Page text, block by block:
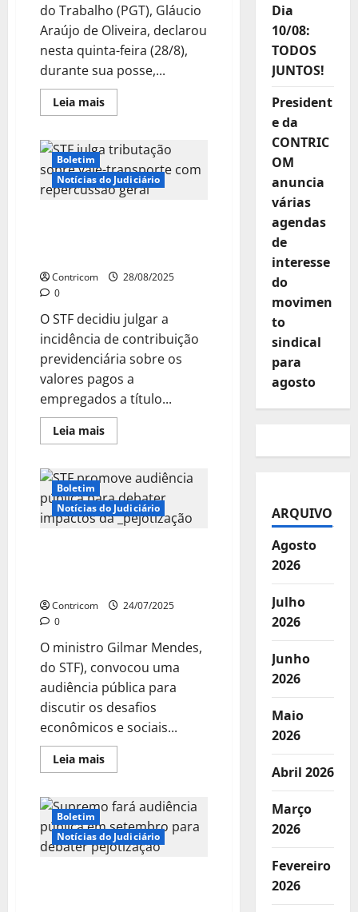
do Trabalho (PGT), Gláucio
Araújo de Oliveira, declarou
nesta quinta-feira (28/8),
durante sua posse,...
Leia maisLeia
mais
posse,
procurador-
geral
do
Trabalho
alerta
Boletim
Notícias do Judiciário
Contricom
28/08/2025
0
O STF decidiu julgar a
incidência de contribuição
previdenciária sobre os
valores pagos a
empregados a título...
Leia maisLeia
mais
julga
tributação
sobre
vale-
transporte
com
Boletim
Notícias do Judiciário
Contricom
24/07/2025
0
O ministro Gilmar Mendes,
do STF), convocou uma
audiência pública para
discutir os desafios
econômicos e sociais...
Leia maisLeia
mais
promove
audiência
pública
para
debater
impactos
Boletim
Notícias do Judiciário
Dia
10/08:
TODOS
JUNTOS!
President
e da
CONTRIC
OM
anuncia
várias
agendas
de
interesse
do
movimen
to
sindical
para
agosto
ARQUIVO
Agosto
2026
Julho
2026
Junho
2026
Maio
2026
Abril 2026
Março
2026
Fevereiro
2026